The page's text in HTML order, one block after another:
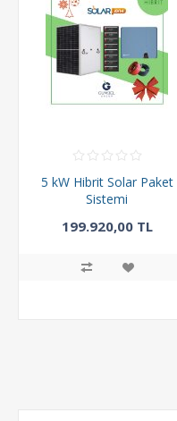
5 kW Hibrit Solar Paket
Sistemi
199.920,00 TL